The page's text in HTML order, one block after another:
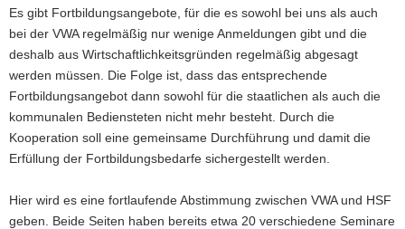
Es gibt Fortbildungsangebote, für die es sowohl bei uns als auch
bei der VWA regelmäßig nur wenige Anmeldungen gibt und die
deshalb aus Wirtschaftlichkeitsgründen regelmäßig abgesagt
werden müssen. Die Folge ist, dass das entsprechende
Fortbildungsangebot dann sowohl für die staatlichen als auch die
kommunalen Bediensteten nicht mehr besteht. Durch die
Kooperation soll eine gemeinsame Durchführung und damit die
Erfüllung der Fortbildungsbedarfe sichergestellt werden.
Hier wird es eine fortlaufende Abstimmung zwischen VWA und HSF
geben. Beide Seiten haben bereits etwa 20 verschiedene Seminare